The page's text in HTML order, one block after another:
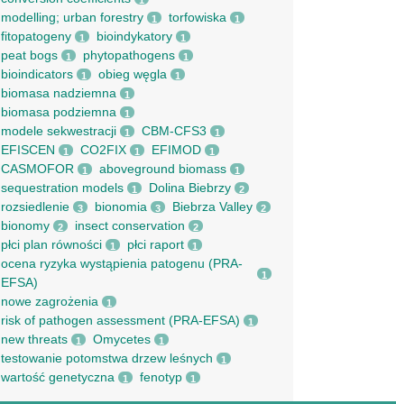
modelling; urban forestry 1 torfowiska 1
fitopatogeny 1 bioindykatory 1
peat bogs 1 phytopathogens 1
bioindicators 1 obieg węgla 1
biomasa nadziemna 1
biomasa podziemna 1
modele sekwestracji 1 CBM-CFS3 1
EFISCEN 1 CO2FIX 1 EFIMOD 1
CASMOFOR 1 aboveground biomass 1
sequestration models 1 Dolina Biebrzy 2
rozsiedlenie 3 bionomia 3 Biebrza Valley 2
bionomy 2 insect conservation 2
płci plan równości 1 płci raport 1
ocena ryzyka wystąpienia patogenu (PRA-
EFSA)
1
nowe zagrożenia 1
risk of pathogen assessment (PRA-EFSA) 1
new threats 1 Omycetes 1
testowanie potomstwa drzew leśnych 1
wartość genetyczna 1 fenotyp 1